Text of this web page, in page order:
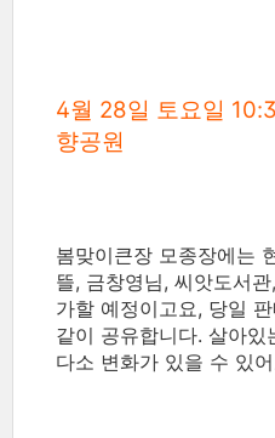
4월 28일 토요일
향공원
봄맞이큰장 모종장에는
뜰, 금창영님, 씨앗도서
가할 예정이고요, 당일
같이 공유합니다. 살아있
다소 변화가 있을 수 있